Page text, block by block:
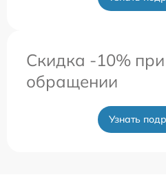
Скидка -10%
обращении
Узнать